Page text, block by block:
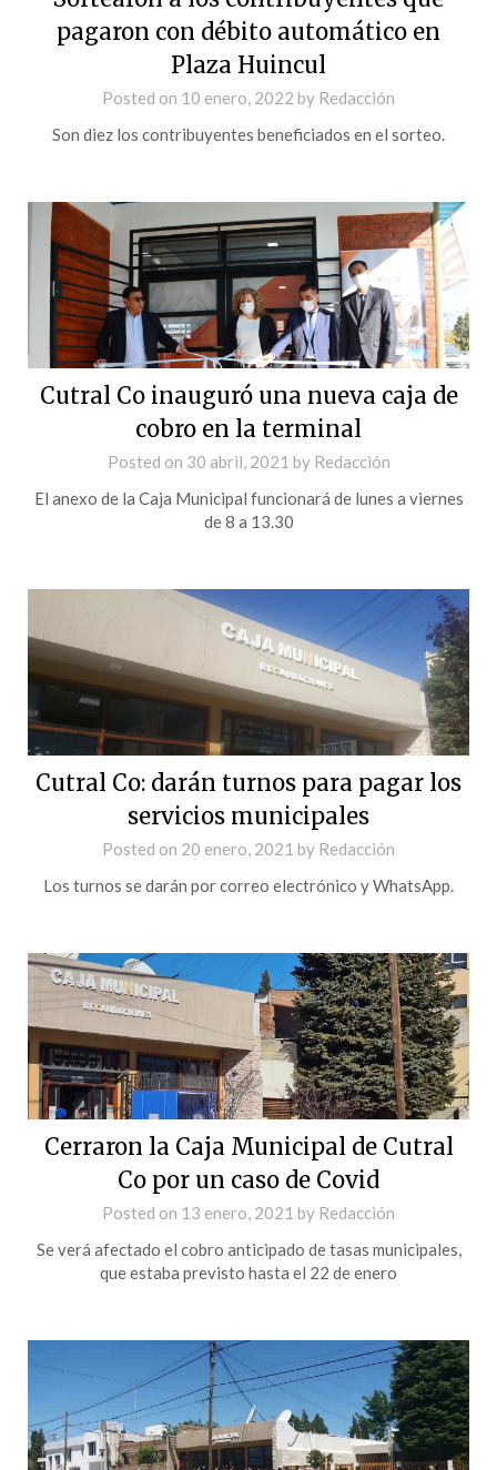
pagaron con débito automático en
Plaza Huincul
Posted on 10 enero, 2022 by Redacción
Son diez los contribuyentes beneficiados en el sorteo.
Cutral Co inauguró una nueva caja de
cobro en la terminal
Posted on 30 abril, 2021 by Redacción
El anexo de la Caja Municipal funcionará de lunes a viernes
de 8 a 13.30
Cutral Co: darán turnos para pagar los
servicios municipales
Posted on 20 enero, 2021 by Redacción
Los turnos se darán por correo electrónico y WhatsApp.
Cerraron la Caja Municipal de Cutral
Co por un caso de Covid
Posted on 13 enero, 2021 by Redacción
Se verá afectado el cobro anticipado de tasas municipales,
que estaba previsto hasta el 22 de enero